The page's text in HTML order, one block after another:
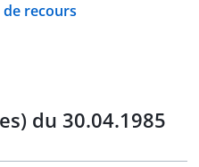
recours
du 30.04.1985